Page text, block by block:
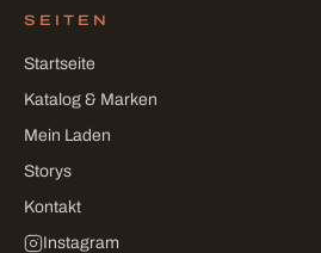
SEITEN
Startseite
Katalog & Marken
Mein Laden
Storys
Kontakt
Instagram